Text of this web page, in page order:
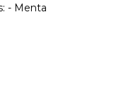
- Menta